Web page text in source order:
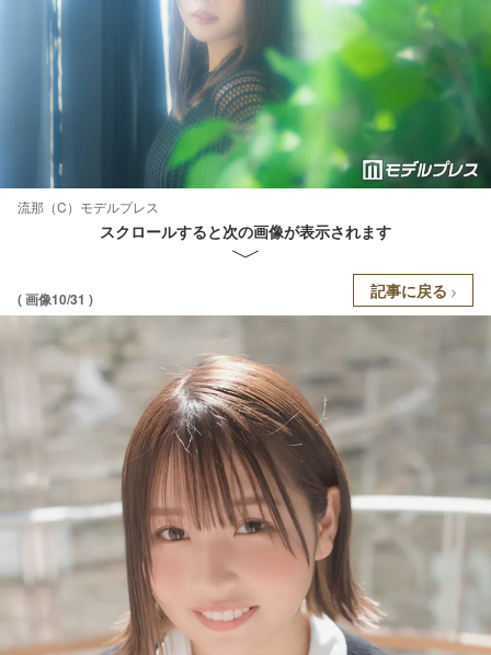
流那（C）モデルプレス
スクロールすると次の画像が表示されます
( 画像10/31 ) 記事に戻る